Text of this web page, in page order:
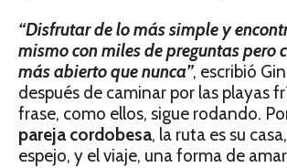
“Disfrutar de lo más simple y
mismo con miles de preguntas pero
más abierto que nunca”, escribió
después de caminar por las playas
frase, como ellos, sigue rodando.
pareja cordobesa, la ruta es su
espejo, y el viaje, una forma de